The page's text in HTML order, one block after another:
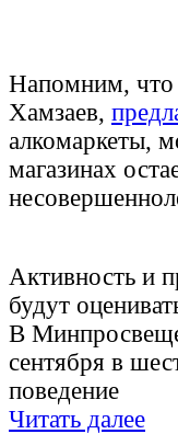
Напомним, что
Хамзаев,
алкомаркеты,
магазинах
Активность и
будут
В
сентября в
поведение
Читать далее